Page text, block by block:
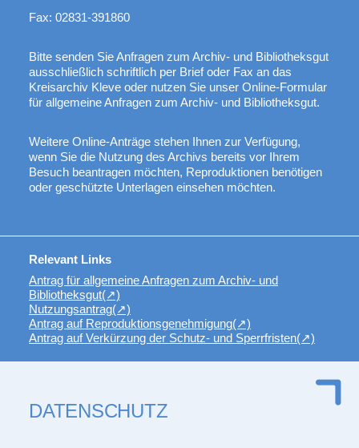
Fax: 02831-391860
Bitte senden Sie Anfragen zum Archiv- und Bibliotheksgut
ausschließlich schriftlich per Brief oder Fax an das
Kreisarchiv Kleve oder nutzen Sie unser Online-Formular
für allgemeine Anfragen zum Archiv- und Bibliotheksgut.
Weitere Online-Anträge stehen Ihnen zur Verfügung,
wenn Sie die Nutzung des Archivs bereits vor Ihrem
Besuch beantragen möchten, Reproduktionen benötigen
oder geschützte Unterlagen einsehen möchten.
Relevant Links
Antrag für allgemeine Anfragen zum Archiv- und
Bibliotheksgut
Nutzungsantrag
Antrag auf Reproduktionsgenehmigung
Antrag auf Verkürzung der Schutz- und Sperrfristen
DATENSCHUTZ